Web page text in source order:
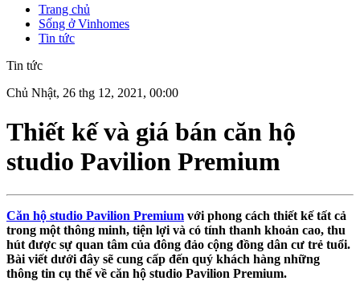
Trang chủ
Sống ở Vinhomes
Tin tức
Tin tức
Chủ Nhật, 26 thg 12, 2021, 00:00
Thiết kế và giá bán căn hộ
studio Pavilion Premium
Căn hộ studio Pavilion Premium với phong cách thiết kế tất cả
trong một thông minh, tiện lợi và có tính thanh khoản cao, thu
hút được sự quan tâm của đông đảo cộng đồng dân cư trẻ tuổi.
Bài viết dưới đây sẽ cung cấp đến quý khách hàng những
thông tin cụ thể về căn hộ studio Pavilion Premium.